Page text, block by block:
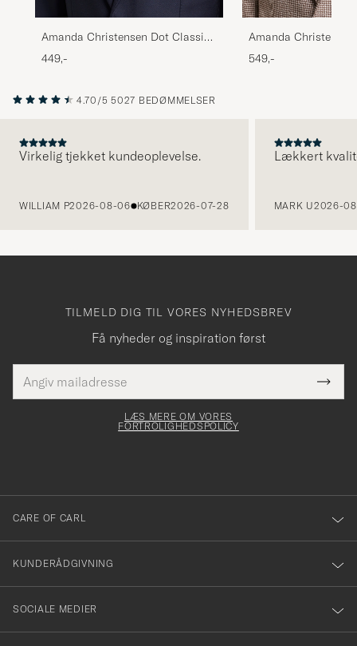
Amanda Christensen Dot Classic
Tie 8 cm Brown/White
449,-
Amanda
Tie 6 cm Brown
549,-
4.70/5 5027 BEDØMMELSER
Virkelig tjekket kundeoplevelse.
WILLIAM P2026-08-06 KØBER2026-07-28
Lækkert
MARK U2026-
TILMELD DIG TIL VORES NYHEDSBREV
Få nyheder og inspiration først
mailadresse
skal
Tack
för
dig
till
vårt
nyhetsbrev!
LÆS MERE OM VORES
FORTROLIGHEDSPOLICY
CARE OF CARL
KUNDERÅDGIVNING
SOCIALE MEDIER